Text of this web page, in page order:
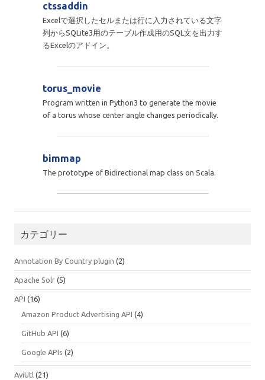
ctssaddin
Excelで選択したセルまたは行に入力されている文字
列からSQLite3用のテーブル作成用のSQL文を出力す
るExcelのアドイン。
torus_movie
Program written in Python3 to generate the movie
of a torus whose center angle changes periodically.
bimmap
The prototype of Bidirectional map class on Scala.
カテゴリー
Annotation By Country plugin (2)
Apache Solr (5)
API (16)
Amazon Product Advertising API (4)
GitHub API (6)
Google APIs (2)
AviUtl (21)